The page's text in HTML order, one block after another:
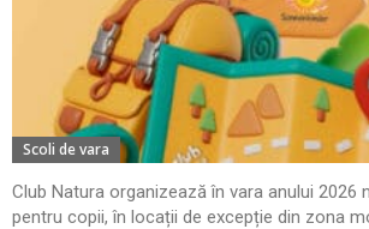
Scoli de vara
Club Natura organizează în vara anului 2026
pentru copii, în locații de excepție din zona